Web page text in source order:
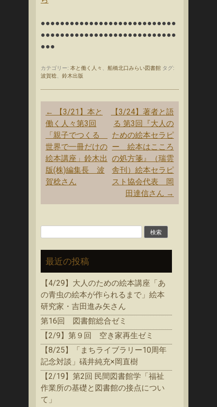
●●●●●●●●●●●●●●●●●●●●●●●●●●●●
●●●●●●●●●●●●●●●●●●●●●●●●●●●●
●●●
カテゴリー: 本と働く人々 船橋北口みらい図書館 タグ:
波賀稔
鈴木出版
投
稿
ナ
ビ
ゲ
ー
シ
ン
←
【3/21】本と
働く人々第3回
「親子でつくる
世界で一冊だけの
絵本講座」鈴木出
版(株)編集長 波
賀稔さん
【3/24】著者と語
る 第3回『大人の
ための絵本セラピ
ー 絵本はこころ
の処方箋』（瑞雲
舎刊）絵本セラピ
スト協会代表 岡
田達信さん →
最近の投稿
【4/29】大人のための絵本講座「あ
の青虫の絵本が作られるまで」絵本
研究家・吉田進み矢さん
第16回 図書館総合ゼミ
【2/9】第９回 空き家再生ゼミ
【8/25】「まちライブラリー10周年
記念対談」礒井純充×岡直樹
【2/19】第2回 民間図書館学「福祉
作業所の基礎と図書館の接点につい
て」